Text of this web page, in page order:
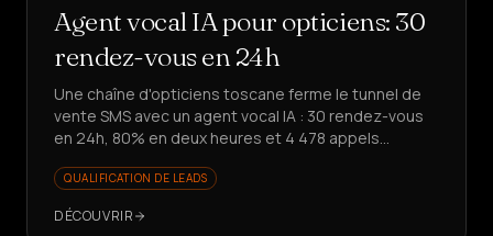
Agent vocal IA pour opticiens: 30
rendez-vous en 24h
Une chaîne d'opticiens toscane ferme le tunnel de
vente SMS avec un agent vocal IA : 30 rendez-vous
en 24h, 80% en deux heures et 4 478 appels
QUALIFICATION DE LEADS
DÉCOUVRIR